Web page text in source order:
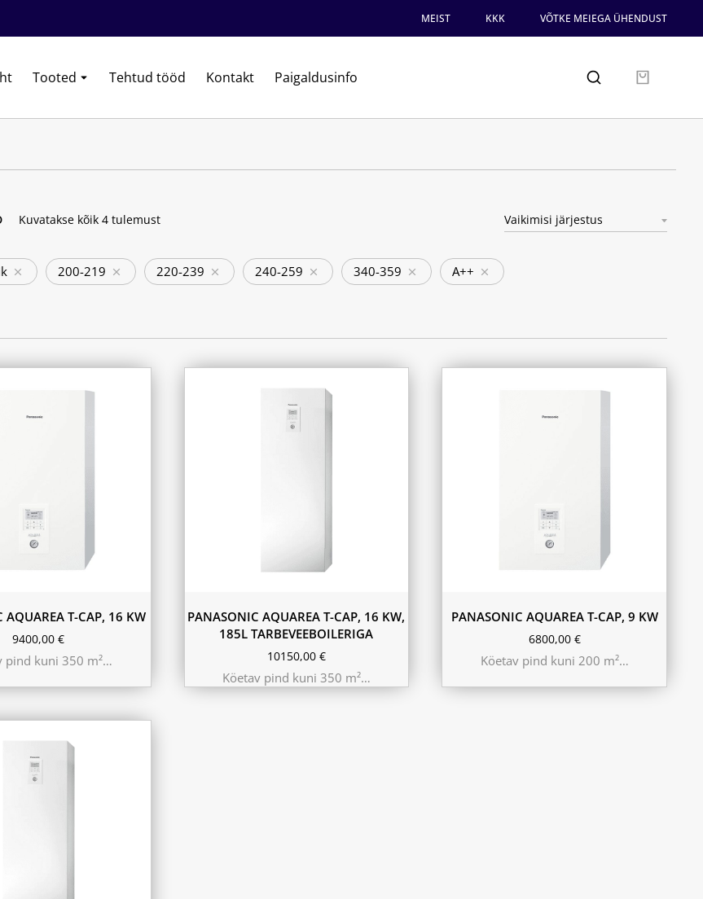
MEIST KKK VÕTKE MEIEGA ÜHENDUST
Tooted Tehtud tööd Kontakt Paigaldusinfo
Kuvatakse kõik 4 tulemust
200-219 220-239 240-259 340-359 A++
AQUAREA T-CAP, 16 KW
9400,00€
pind kuni 350 m²…
PANASONIC AQUAREA T-CAP, 16 KW,
185L TARBEVEEBOILERIGA
10150,00 €
Köetav pind kuni 350 m²…
PANASONIC AQUAREA T-CAP, 9 KW
6800,00 €
Köetav pind kuni 200 m²…